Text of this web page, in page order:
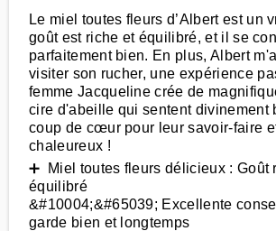
Le miel toutes fleurs d’Albert est un
goût est riche et équilibré, et il se
parfaitement bien. En plus, Albert
visiter son rucher, une expérience
femme Jacqueline crée de
cire d'abeille qui sentent divinement
coup de cœur pour leur savoir-faire
chaleureux !
➕ Miel toutes fleurs délicieux : Goût
équilibré
&#10004;&#65039; Excellente
garde bien et longtemps